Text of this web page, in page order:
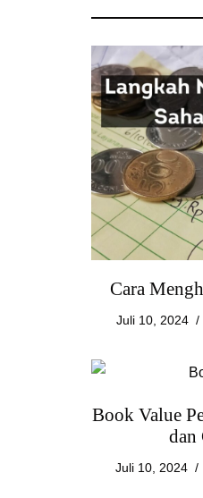
Cara
Juli 10, 2024
Book Value
dan
Juli 10, 2024